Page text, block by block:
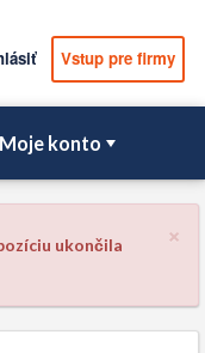
Vstup pre firmy
Moje konto
×
ukončila